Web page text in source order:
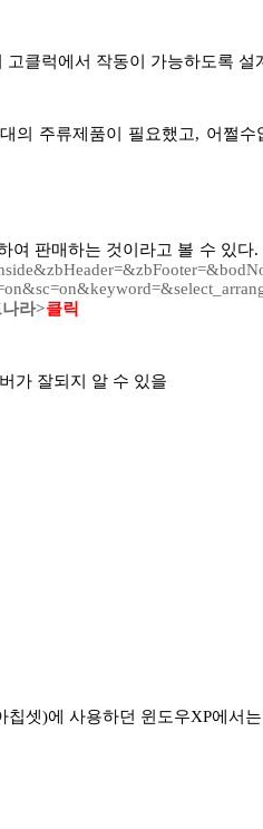
고클럭에서 작동이 가능하도록 설
의 주류제품이 필요했고, 어쩔수
여 판매하는 것이라고 볼 수 있다.
라>클릭
가 잘되지 알 수 있을
칩셋)에 사용하던 윈도우XP에서는